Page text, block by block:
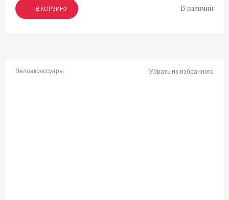
В КОРЗИНУ
В КОРЗИНУ
В КОРЗИНУ В наличии
Велоаксессуары Убрать из избранного